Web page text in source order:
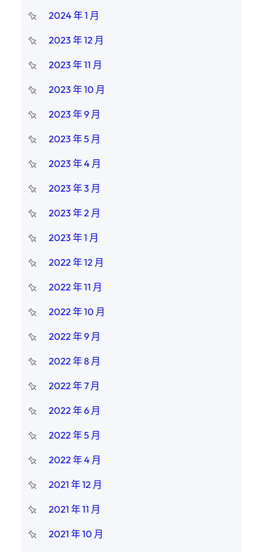
2024 年 1 月
2023 年 12 月
2023 年 11 月
2023 年 10 月
2023 年 9 月
2023 年 5 月
2023 年 4 月
2023 年 3 月
2023 年 2 月
2023 年 1 月
2022 年 12 月
2022 年 11 月
2022 年 10 月
2022 年 9 月
2022 年 8 月
2022 年 7 月
2022 年 6 月
2022 年 5 月
2022 年 4 月
2021 年 12 月
2021 年 11 月
2021 年 10 月